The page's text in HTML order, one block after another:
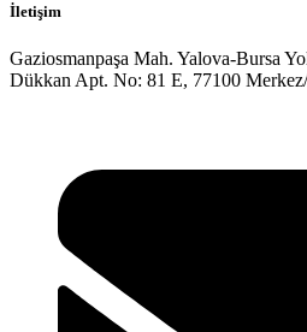
İletişim
Gaziosmanpaşa Mah. Yalova-Bursa
Dükkan Apt. No: 81 E, 77100